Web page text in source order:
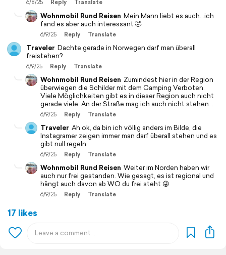
6/8/25 Reply Translate
Wohnmobil Rund Reisen Mein Mann liebt es auch…ich
fand es aber auch interessant 🤣
6/9/25 Reply Translate
Traveler Dachte gerade in Norwegen darf man überall
freistehen?
6/9/25 Reply Translate
Wohnmobil Rund Reisen Zumindest hier in der Region
überwiegen die Schilder mit dem Camping Verboten.
Viele Möglichkeiten gibt es in dieser Region auch nicht
gerade viele. An der Straße mag ich auch nicht stehen…
6/9/25 Reply Translate
Traveler Ah ok, da bin ich völlig anders im Bilde, die
Instagramer zeigen immer man darf überall stehen und es
gibt null regeln
6/9/25 Reply Translate
Wohnmobil Rund Reisen Weiter im Norden haben wir
auch nur frei gestanden. Wie gesagt, es ist regional und
hängt auch davon ab WO du frei steht 😜
6/9/25 Reply Translate
17 likes